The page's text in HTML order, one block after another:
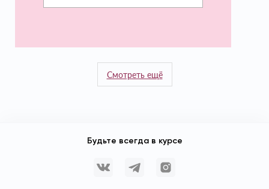
Смотреть ещё
Будьте всегда в курсе